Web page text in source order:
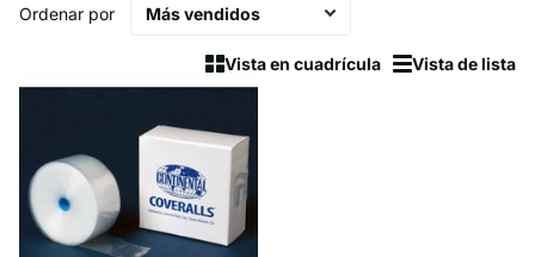
Vista en cuadrícula Vista de lista
Ordenar por